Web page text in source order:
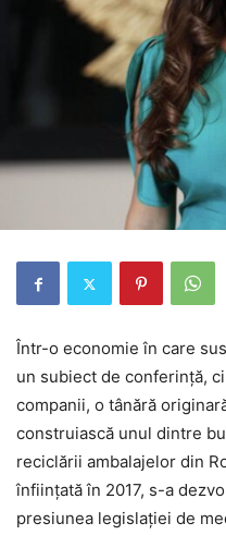
Într-o economie în care
un subiect de conferință,
companii, o tânără
construiască unul dintre
reciclării ambalajelor din
înființată în 2017, s-a
presiunea legislației de